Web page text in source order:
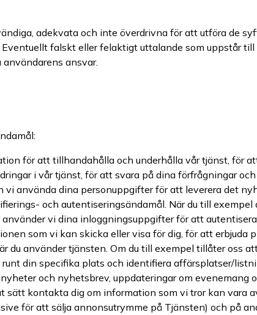
adekvata och inte överdrivna för att utföra de
falskt eller felaktigt uttalande som uppstår
ansvar.
för att tillhandahålla och underhålla vår tjänst, för
i vår tjänst, för att svara på dina förfrågningar
använda dina personuppgifter för att leverera det
och autentiseringsändamål. När du till
vi dina inloggningsuppgifter för att
som vi kan skicka eller visa för dig, för att erbjuda
använder tjänsten. Om du till exempel tillåter oss
din specifika plats och identifiera affärsplatser/
och nyhetsbrev, uppdateringar om evenemang
kontakta dig om information som vi tror kan vara
för att sälja annonsutrymme på Tjänsten) och på